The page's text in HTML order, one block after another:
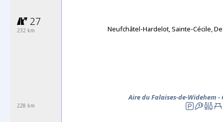
27
232 km Neufchâtel-Hardelot, Sainte-Cécile,
228 km
Aire du Falaises-de-Widehem -